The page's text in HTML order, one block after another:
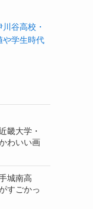
谷高校・
や学生時代
畿大学・
わいい画
城南高
すごかっ